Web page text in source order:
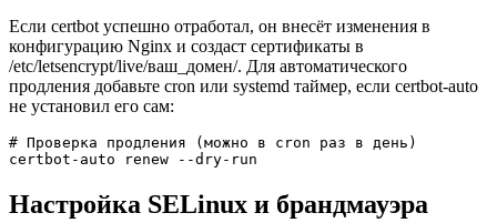
Если certbot успешно отработал, он внесёт изменения в
конфигурацию Nginx и создаст сертификаты в
/etc/letsencrypt/live/ваш_домен/. Для автоматического
продления добавьте cron или systemd таймер, если certbot-auto
не установил его сам:
# Проверка продления (можно в cron раз в день)
certbot-auto renew --dry-run
Настройка SELinux и брандмауэра